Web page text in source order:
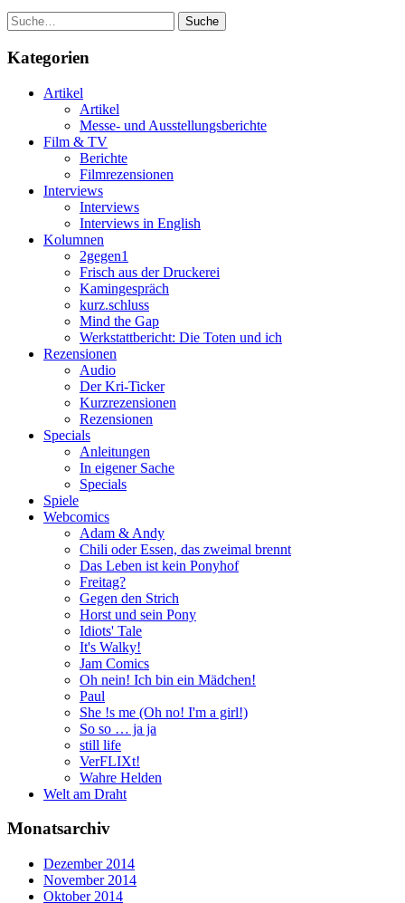
Suche
Kategorien
Artikel
Artikel
Messe- und Ausstellungsberichte
Film & TV
Berichte
Filmrezensionen
Interviews
Interviews
Interviews in English
Kolumnen
2gegen1
Frisch aus der Druckerei
Kamingespräch
kurz.schluss
Mind the Gap
Werkstattbericht: Die Toten und ich
Rezensionen
Audio
Der Kri-Ticker
Kurzrezensionen
Rezensionen
Specials
Anleitungen
In eigener Sache
Specials
Spiele
Webcomics
Adam & Andy
Chili oder Essen, das zweimal brennt
Das Leben ist kein Ponyhof
Freitag?
Gegen den Strich
Horst und sein Pony
Idiots' Tale
It's Walky!
Jam Comics
Oh nein! Ich bin ein Mädchen!
Paul
She !s me (Oh no! I'm a girl!)
So so … ja ja
still life
VerFLIXt!
Wahre Helden
Welt am Draht
Monatsarchiv
Dezember 2014
November 2014
Oktober 2014